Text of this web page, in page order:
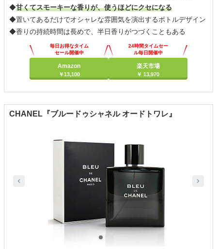
◆甘くてスモーキーな香りが、使うほどにクセになる
◆置いてあるだけでオシャレな雰囲気を演出するボトルデザイン
◆香りの持続時間は長めで、半日香りがつづくこともある
毎日お得なタイム
セール開催中
Amazon
￥13,100
24時間タイムセー
ル毎日開催中
楽天市場
￥ 13,970
CHANEL『ブルードゥシャネル オードトワレ』